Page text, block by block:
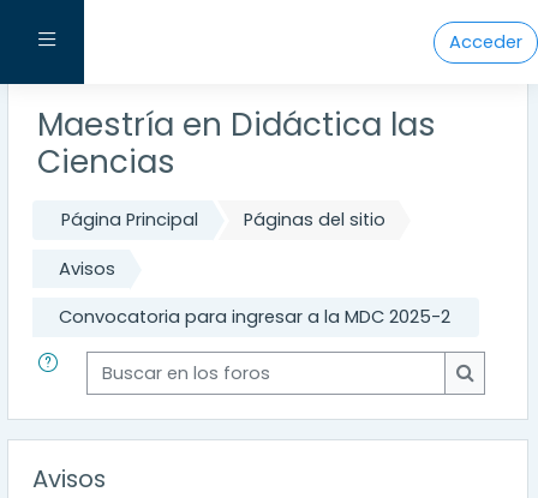
Panel lateral Acceder
Maestría en Didáctica las
Ciencias
Página Principal Páginas del sitio
Avisos
Convocatoria para ingresar a la MDC 2025-2
Buscar en los foros
Buscar
Avisos